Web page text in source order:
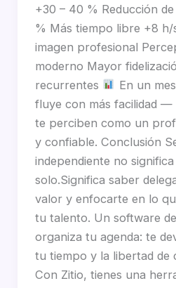
+30 – 40 % Reducción
% Más tiempo libre +8 h/
imagen profesional
moderno Mayor
recurrentes
En un
fluye con más facilidad —
te perciben como un
y confiable. Conclusión
independiente no
solo.Significa saber
valor y enfocarte en lo
tu talento. Un software
organiza tu agenda: te
tu tiempo y la libertad de
Con Zitio, tienes una